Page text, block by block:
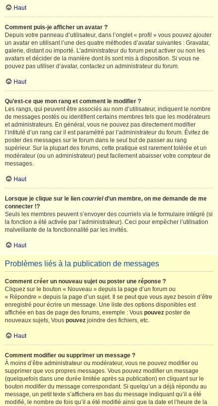
Haut
Comment puis-je afficher un avatar ?
Depuis votre panneau d’utilisateur, dans l’onglet « profil » vous pouvez ajouter
un avatar en utilisant l’une des quatre méthodes d’avatar suivantes : Gravatar,
galerie, distant ou importé. L’administrateur du forum peut activer ou non les
avatars et décider de la manière dont ils sont mis à disposition. Si vous ne
pouvez pas utiliser d’avatar, contactez un administrateur du forum.
Haut
Qu’est-ce que mon rang et comment le modifier ?
Les rangs, qui peuvent être associés au nom d’utilisateur, indiquent le nombre
de messages postés ou identifient certains membres tels que les modérateurs
et administrateurs. En général, vous ne pouvez pas directement modifier
l’intitulé d’un rang car il est paramétré par l’administrateur du forum. Évitez de
poster des messages sur le forum dans le seul but de passer au rang
supérieur. Sur la plupart des forums, cette pratique est rarement tolérée et un
modérateur (ou un administrateur) peut facilement abaisser votre compteur de
messages.
Haut
Lorsque je clique sur le lien courrield’un membre, on me demande de me
connecter !?
Seuls les membres peuvent s’envoyer des courriels via le formulaire intégré (si
la fonction a été activée par l’administrateur). Ceci pour empêcher l’utilisation
malveillante de la fonctionnalité par les invités.
Haut
Problèmes liés à la publication de messages
Comment créer un nouveau sujet ou poster une réponse ?
Cliquez sur le bouton « Nouveau » depuis la page d’un forum ou
« Répondre » depuis la page d’un sujet. Il se peut que vous ayez besoin d’être
enregistré pour écrire un message. Une liste des options disponibles est
affichée en bas de page des forums, exemple : Vous pouvez poster de
nouveaux sujets, Vous pouvez joindre des fichiers, etc.
Haut
Comment modifier ou supprimer un message ?
À moins d’être administrateur ou modérateur, vous ne pouvez modifier ou
supprimer que vos propres messages. Vous pouvez modifier un message
(quelquefois dans une durée limitée après sa publication) en cliquant sur le
bouton modifierdu message correspondant. Si quelqu’un a déjà répondu au
message, un petit texte s’affichera en bas du message indiquant qu’il a été
modifié, le nombre de fois qu’il a été modifié ainsi que la date et l’heure de la